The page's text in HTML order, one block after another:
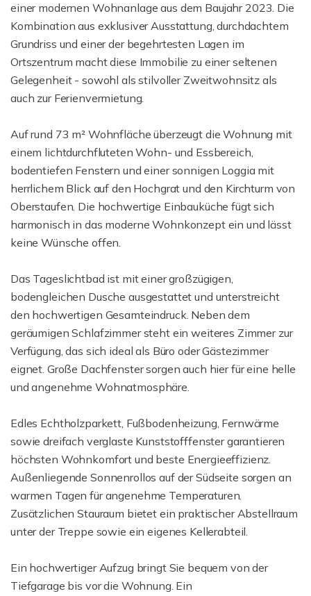
einer modernen Wohnanlage aus dem Baujahr 2023. Die
Kombination aus exklusiver Ausstattung, durchdachtem
Grundriss und einer der begehrtesten Lagen im
Ortszentrum macht diese Immobilie zu einer seltenen
Gelegenheit - sowohl als stilvoller Zweitwohnsitz als
auch zur Ferienvermietung.
Auf rund 73 m² Wohnfläche überzeugt die Wohnung mit
einem lichtdurchfluteten Wohn- und Essbereich,
bodentiefen Fenstern und einer sonnigen Loggia mit
herrlichem Blick auf den Hochgrat und den Kirchturm von
Oberstaufen. Die hochwertige Einbauküche fügt sich
harmonisch in das moderne Wohnkonzept ein und lässt
keine Wünsche offen.
Das Tageslichtbad ist mit einer großzügigen,
bodengleichen Dusche ausgestattet und unterstreicht
den hochwertigen Gesamteindruck. Neben dem
geräumigen Schlafzimmer steht ein weiteres Zimmer zur
Verfügung, das sich ideal als Büro oder Gästezimmer
eignet. Große Dachfenster sorgen auch hier für eine helle
und angenehme Wohnatmosphäre.
Edles Echtholzparkett, Fußbodenheizung, Fernwärme
sowie dreifach verglaste Kunststofffenster garantieren
höchsten Wohnkomfort und beste Energieeffizienz.
Außenliegende Sonnenrollos auf der Südseite sorgen an
warmen Tagen für angenehme Temperaturen.
Zusätzlichen Stauraum bietet ein praktischer Abstellraum
unter der Treppe sowie ein eigenes Kellerabteil.
Ein hochwertiger Aufzug bringt Sie bequem von der
Tiefgarage bis vor die Wohnung. Ein